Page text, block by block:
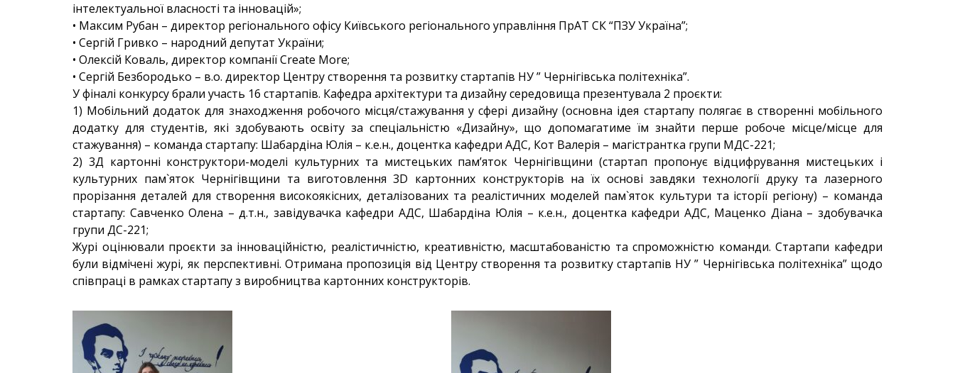
інтелектуальної власності та інновацій»;
• Максим Рубан – директор регіонального офісу Київського регіонального управління ПрАТ СК “ПЗУ Україна”;
• Сергій Гривко – народний депутат України;
• Олексій Коваль, директор компанії Create More;
• Сергій Безбородько – в.о. директор Центру створення та розвитку стартапів НУ ” Чернігівська політехніка”.
У фіналі конкурсу брали участь 16 стартапів. Кафедра архітектури та дизайну середовища презентувала 2 проєкти:
1) Мобільний додаток для знаходження робочого місця/стажування у сфері дизайну (основна ідея стартапу полягає в створенні мобільного
додатку для студентів, які здобувають освіту за спеціальністю «Дизайну», що допомагатиме їм знайти перше робоче місце/місце для
стажування) – команда стартапу: Шабардіна Юлія – к.е.н., доцентка кафедри АДС, Кот Валерія – магістрантка групи МДС-221;
2) 3Д картонні конструктори-моделі культурних та мистецьких пам’яток Чернігівщини (стартап пропонує відцифрування мистецьких і
культурних пам`яток Чернігівщини та виготовлення 3D картонних конструкторів на їх основі завдяки технології друку та лазерного
прорізання деталей для створення високоякісних, деталізованих та реалістичних моделей пам`яток культури та історії регіону) – команда
стартапу: Савченко Олена – д.т.н., завідувачка кафедри АДС, Шабардіна Юлія – к.е.н., доцентка кафедри АДС, Маценко Діана – здобувачка
групи ДС-221;
Журі оцінювали проєкти за інноваційністю, реалістичністю, креативністю, масштабованістю та спроможністю команди. Стартапи кафедри
були відмічені журі, як перспективні. Отримана пропозиція від Центру створення та розвитку стартапів НУ ” Чернігівська політехніка” щодо
співпраці в рамках стартапу з виробництва картонних конструкторів.